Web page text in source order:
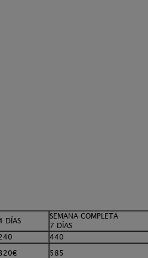
DÍAS
SEMANA COMPLETA
7 DÍAS
440
585